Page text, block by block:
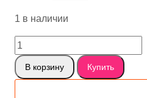
составляла
14965 ₽.
1 в наличии
Количество
товара
Пекан
В корзину Купить